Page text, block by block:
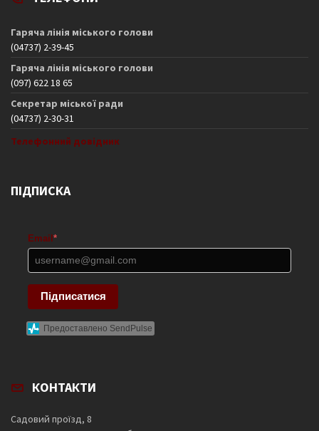
Гаряча лінія міського голови
(04737) 2-39-45
Гаряча лінія міського голови
(097) 622 18 65
Секретар міської ради
(04737) 2-30-31
Телефонний довідник
ПІДПИСКА
Email *
Підписатися
Предоставлено SendPulse
КОНТАКТИ
Садовий проїзд, 8